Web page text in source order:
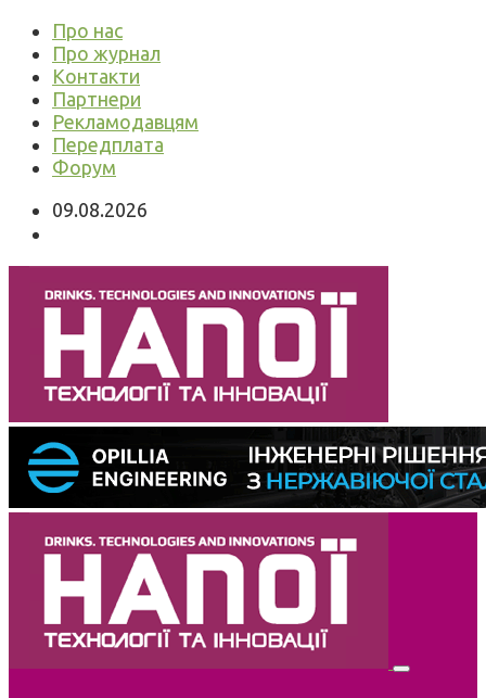
Про нас
Про журнал
Контакти
Партнери
Рекламодавцям
Передплата
Форум
09.08.2026